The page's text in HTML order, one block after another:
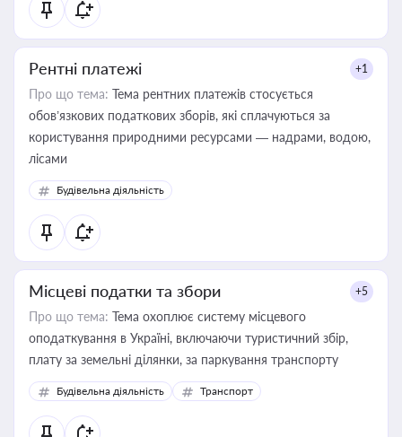
Рентні платежі +1
Про що тема: Тема рентних платежів стосується
обов’язкових податкових зборів, які сплачуються за
користування природними ресурсами — надрами, водою,
лісами
Будівельна діяльність
Місцеві податки та збори +5
Про що тема: Тема охоплює систему місцевого
оподаткування в Україні, включаючи туристичний збір,
плату за земельні ділянки, за паркування транспорту
Будівельна діяльність Транспорт